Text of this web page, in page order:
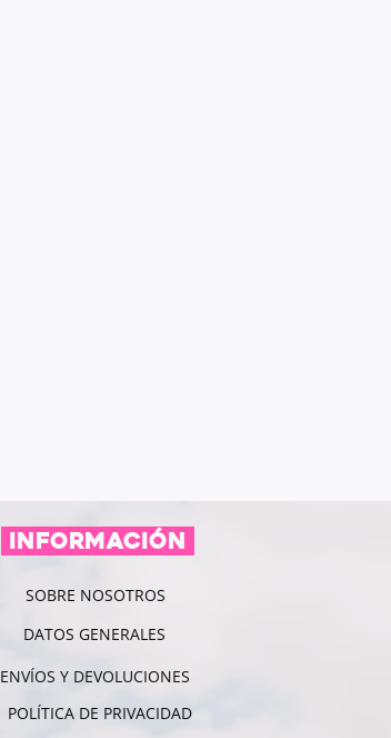
información
SOBRE NOSOTROS
DATOS GENERALES
ENVÍOS Y DEVOLUCIONES
POLÍTICA DE PRIVACIDAD